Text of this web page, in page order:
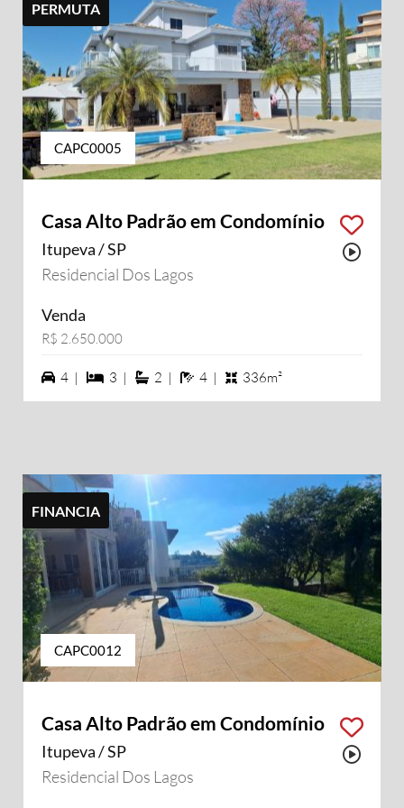
PERMUTA
CAPC0005
Casa Alto Padrão em Condomínio
Itupeva / SP
Residencial Dos Lagos
Venda
R$ 2.650.000
4 vagas na garagem
4 | 3 dormiórios
3 | 2 suítes
2 | 4 banheiros
4 | 336m²
FINANCIA
CAPC0012
Casa Alto Padrão em Condomínio
Itupeva / SP
Residencial Dos Lagos